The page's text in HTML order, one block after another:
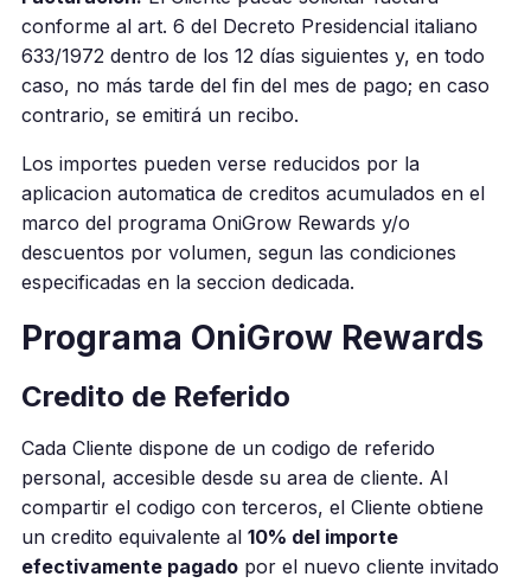
conforme al art. 6 del Decreto Presidencial italiano
633/1972 dentro de los 12 días siguientes y, en todo
caso, no más tarde del fin del mes de pago; en caso
contrario, se emitirá un recibo.
Los importes pueden verse reducidos por la
aplicacion automatica de creditos acumulados en el
marco del programa OniGrow Rewards y/o
descuentos por volumen, segun las condiciones
especificadas en la seccion dedicada.
Programa OniGrow Rewards
Credito de Referido
Cada Cliente dispone de un codigo de referido
personal, accesible desde su area de cliente. Al
compartir el codigo con terceros, el Cliente obtiene
un credito equivalente al 10% del importe
efectivamente pagadopor el nuevo cliente invitado